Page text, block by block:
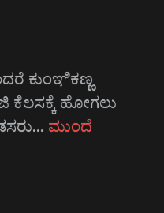
ಕುಂಞಿಕಣ್ಣ
ಕೆಲಸಕ್ಕೆ ಹೋಗಲು
ಮುಂದೆ